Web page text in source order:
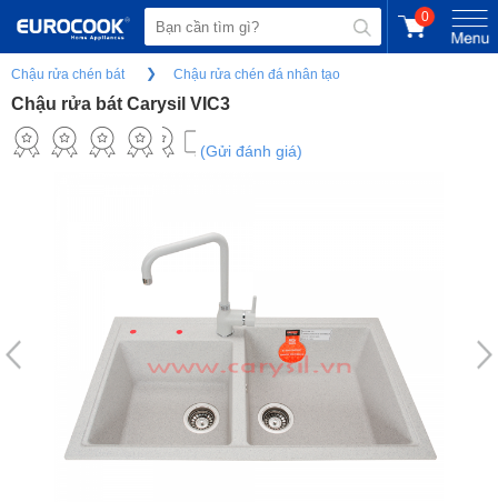
0
Chậu rửa chén bát Chậu rửa chén đá nhân tạo
Chậu rửa bát Carysil VIC3
(Gửi đánh giá)